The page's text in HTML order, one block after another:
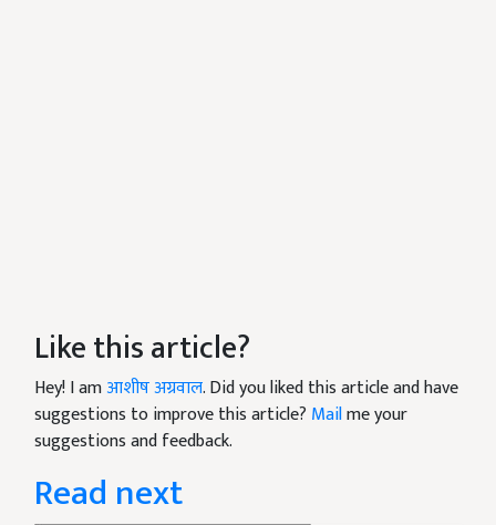
Like this article?
Hey! I amआशीष अग्रवाल. Did you liked this article and have
suggestions to improve this article? Mailme your
suggestions and feedback.
Read next